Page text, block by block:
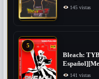
145 vistas
5
Bleach:
141 vistas